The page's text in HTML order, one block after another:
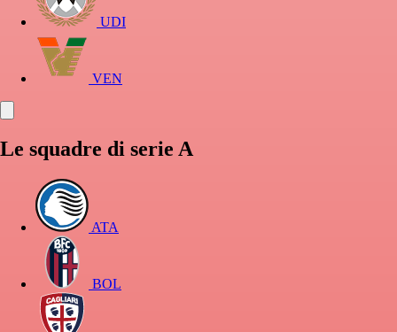
UDI
VEN
Le squadre di serie A
ATA
BOL